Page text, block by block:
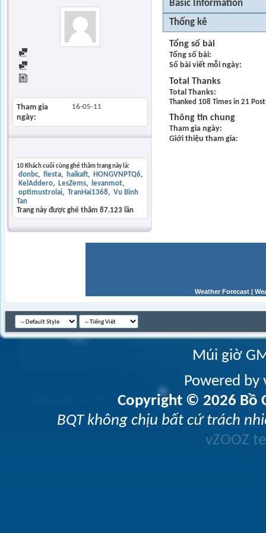
Tham gia
ngày
16-05-11
10 Khách cuối cùng ghé thăm trang này là:
donbc fiesta haikaft
HONGVNPTQ6
KelAddero
LesZems
levanmot
optimustrolai
TranHai1368
Vu Binh
Tan
Trang này được ghé thăm 87.123 lần
Basic Information
Thống kê
Tổng số bài
Tổng số bài
Số bài viết mỗi ngày
Total Thanks
Total Thanks
Thanked 108 Times in 21
Thông tin chung
Tham gia ngày
Giới thiệu tham gia
Weather Forecast |
Múi giờ
Powered
Copyright © 2026 Bồ
BQT không chịu bất cứ trách
vZOOZ